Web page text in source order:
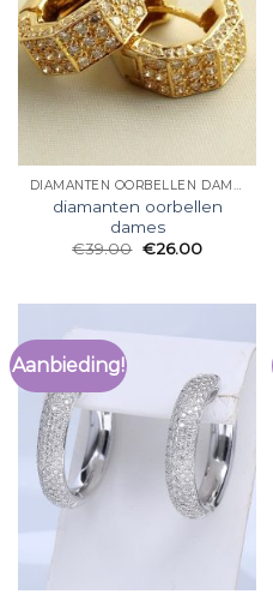
DIAMANTEN OORBELLEN DAMES
diamanten oorbellen
dames
€39.00 €26.00
Aanbieding!